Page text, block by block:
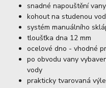
snadné napouštění
kohout na studenou
systém manuálního
tloušťka dna 12 mm
ocelové dno - vhodné
po obvodu vany
vody
prakticky tvarovaná